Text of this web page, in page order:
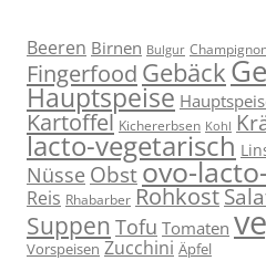
Beeren Birnen Bulgur
Fingerfood Gebäck
Hauptspeise
Kartoffel Kichererbsen Kohl
lacto-vegetarisch
Nüsse Obstovo-
Reis Rhabarber Rohkost
Suppen Tofu Tomaten
Vorspeisen Zucchini Äpfel